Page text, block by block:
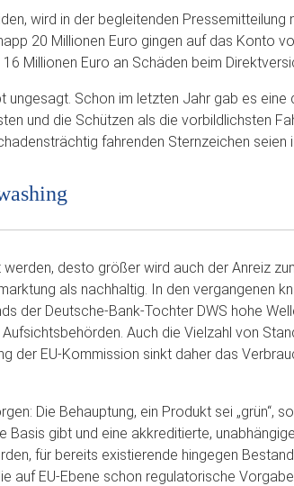
wird in der begleitenden Pressemitteilung
20 Millionen Euro gingen auf das Konto
Millionen Euro an Schäden beim
ungesagt. Schon im letzten Jahr gab es eine
und die Schützen als die vorbildlichsten
fahrenden Sternzeichen seien
desto größer wird auch der Anreiz
als nachhaltig. In den vergangenen
der Deutsche-Bank-Tochter DWS hohe
Auch die Vielzahl von
der EU-Kommission sinkt daher das
Die Behauptung, ein Produkt sei „grün“,
gibt und eine akkreditierte,
für bereits existierende hingegen
auf EU-Ebene schon regulatorische